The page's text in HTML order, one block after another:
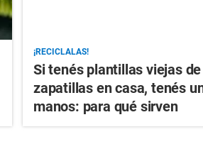
¡RECICLALAS!
Si tenés plantillas viejas
zapatillas en casa, tenés
manos: para qué sirven